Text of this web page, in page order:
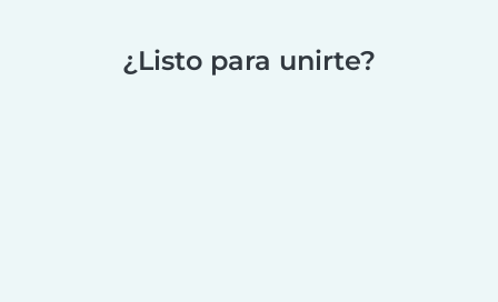
¿Listo para unirte?